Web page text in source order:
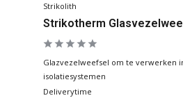
Strikolith
Strikotherm
Glazvezelweefsel om te verwerken
isolatiesystemen
Deliverytime